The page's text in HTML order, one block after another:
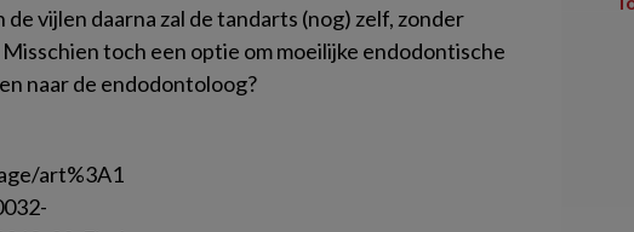
vijlen daarna zal de tandarts (nog) zelf, zonder
toch een optie om moeilijke endodontische
naar de endodontoloog?